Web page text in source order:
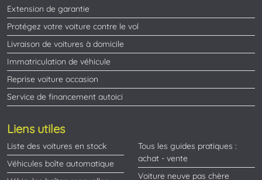
Extension de garantie
Protégez votre voiture contre le vol
Livraison de voitures à domicile
Immatriculation de véhicule
Reprise voiture occasion
Service de financement autoici
Liens utiles
Liste des voitures en stock
Véhicules boîte automatique
Tous les guides pratiques :
achat - vente
Voiture neuve pas chère